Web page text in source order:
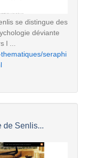
se distingue des
déviante
l ...
seraphi
de Senlis...